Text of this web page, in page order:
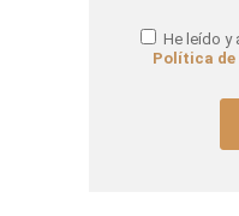
He leído y
Política de